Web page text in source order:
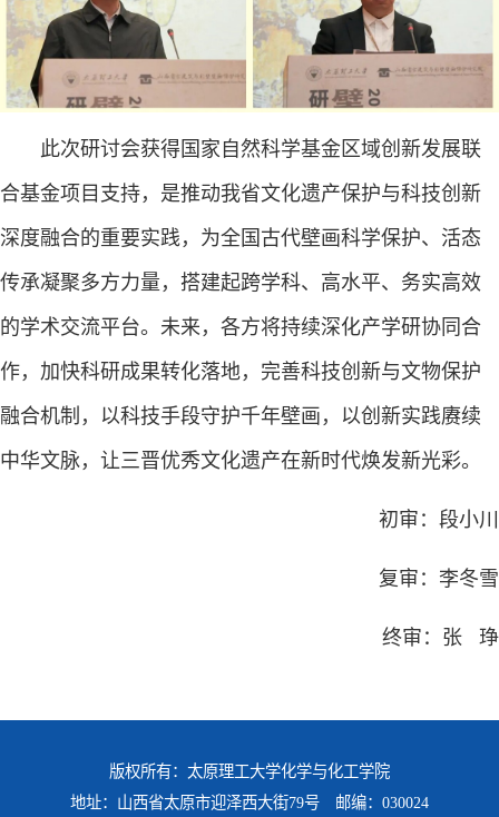
此次研讨会获得国家自然科学基金区域创新发展联
合基金项目支持，是推动我省文化遗产保护与科技创新
深度融合的重要实践，为全国古代壁画科学保护、活态
传承凝聚多方力量，搭建起跨学科、高水平、务实高效
的学术交流平台。未来，各方将持续深化产学研协同合
作，加快科研成果转化落地，完善科技创新与文物保护
融合机制，以科技手段守护千年壁画，以创新实践赓续
中华文脉，让三晋优秀文化遗产在新时代焕发新光彩。
初审：段小川
复审：李冬雪
终审：张 琤
版权所有：太原理工大学化学与化工学院
地址：山西省太原市迎泽西大街79号 邮编：030024